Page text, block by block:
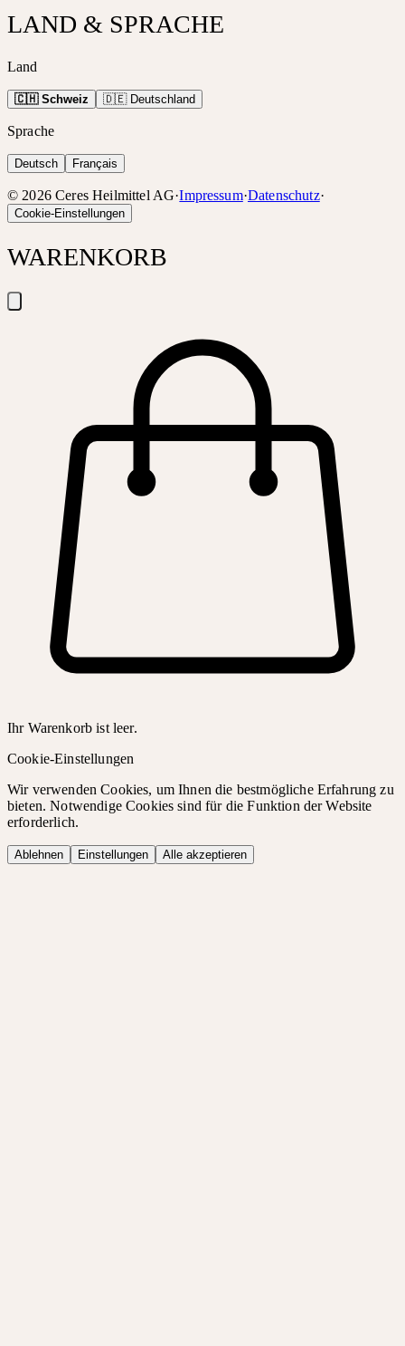
LAND & SPRACHE
Land
🇨🇭 Schweiz 🇩🇪 Deutschland
Sprache
Deutsch Français
© 2026 Ceres Heilmittel AG·Impressum·Datenschutz·
Cookie-Einstellungen
WARENKORB
Ihr Warenkorb ist leer.
Cookie-Einstellungen
Wir verwenden Cookies, um Ihnen die bestmögliche Erfahrung zu
bieten. Notwendige Cookies sind für die Funktion der Website
erforderlich.
Ablehnen Einstellungen Alle akzeptieren